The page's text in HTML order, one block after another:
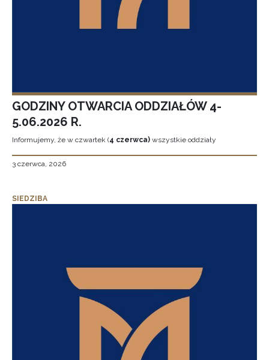
GODZINY OTWARCIA ODDZIAŁÓW 4-
5.06.2026 R.
Informujemy, że w czwartek (4 czerwca) wszystkie oddziały
3 czerwca, 2026
SIEDZIBA